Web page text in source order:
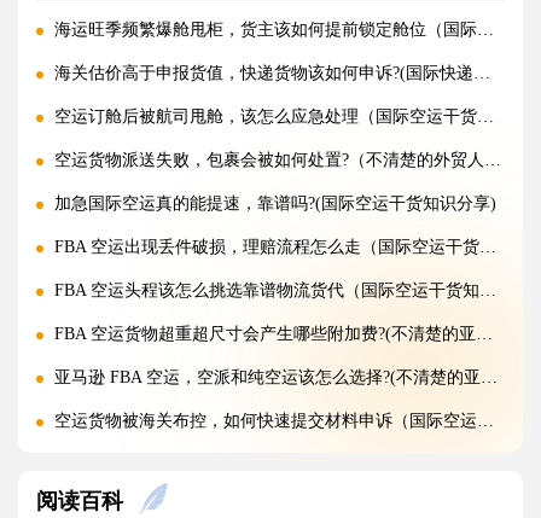
海运旺季频繁爆舱甩柜，货主该如何提前锁定舱位（国际海运干货知识分享）
海关估价高于申报货值，快递货物该如何申诉?(国际快递干货知识分享)
空运订舱后被航司甩舱，该怎么应急处理（国际空运干货知识分享）
空运货物派送失败，包裹会被如何处置?（不清楚的外贸人看过来）
加急国际空运真的能提速，靠谱吗?(国际空运干货知识分享)
FBA 空运出现丢件破损，理赔流程怎么走（国际空运干货知识分享）
FBA 空运头程该怎么挑选靠谱物流货代（国际空运干货知识分享）
FBA 空运货物超重超尺寸会产生哪些附加费?(不清楚的亚马逊卖家看过来)
亚马逊 FBA 空运，空派和纯空运该怎么选择?(不清楚的亚马逊卖家看过来)
空运货物被海关布控，如何快速提交材料申诉（国际空运干货知识分享）
国际空运低申报被海关查到，罚款比例是多少?(国际空运干货知识分享)
阅读百科